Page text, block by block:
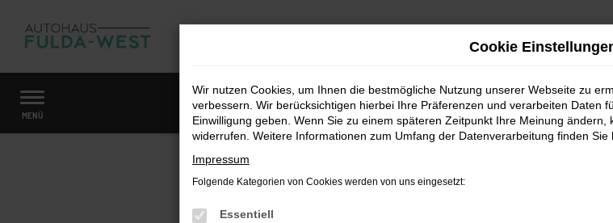
Zum
Hauptinhalt
MENÜ
Startseite Fahrzeugmarkt
Cookie
Wir nutzen Cookies, um Ihnen die bestmögliche Nutzung unserer Webseite zu
verbessern. Wir berücksichtigen hierbei Ihre Präferenzen und verarbeiten Daten
Einwilligung geben. Wenn Sie zu einem späteren Zeitpunkt Ihre Meinung
widerrufen. Weitere Informationen zum Umfang der Datenverarbeitung finden Sie
Impressum
Folgende Kategorien von Cookies werden von uns eingesetzt:
Essentiell